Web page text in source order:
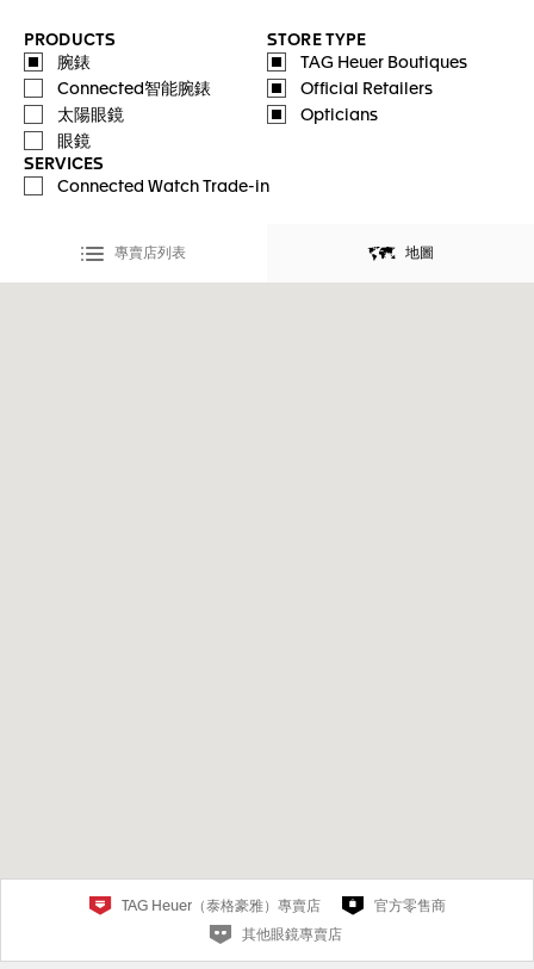
PRODUCTS
腕錶
Connected智能腕錶
太陽眼鏡
眼鏡
STORE TYPE
TAG Heuer Boutiques
Official Retailers
Opticians
SERVICES
Connected Watch Trade-in
專賣店列表 地圖
TAG Heuer（泰格豪雅）專賣店
官方零售商
其他眼鏡專賣店